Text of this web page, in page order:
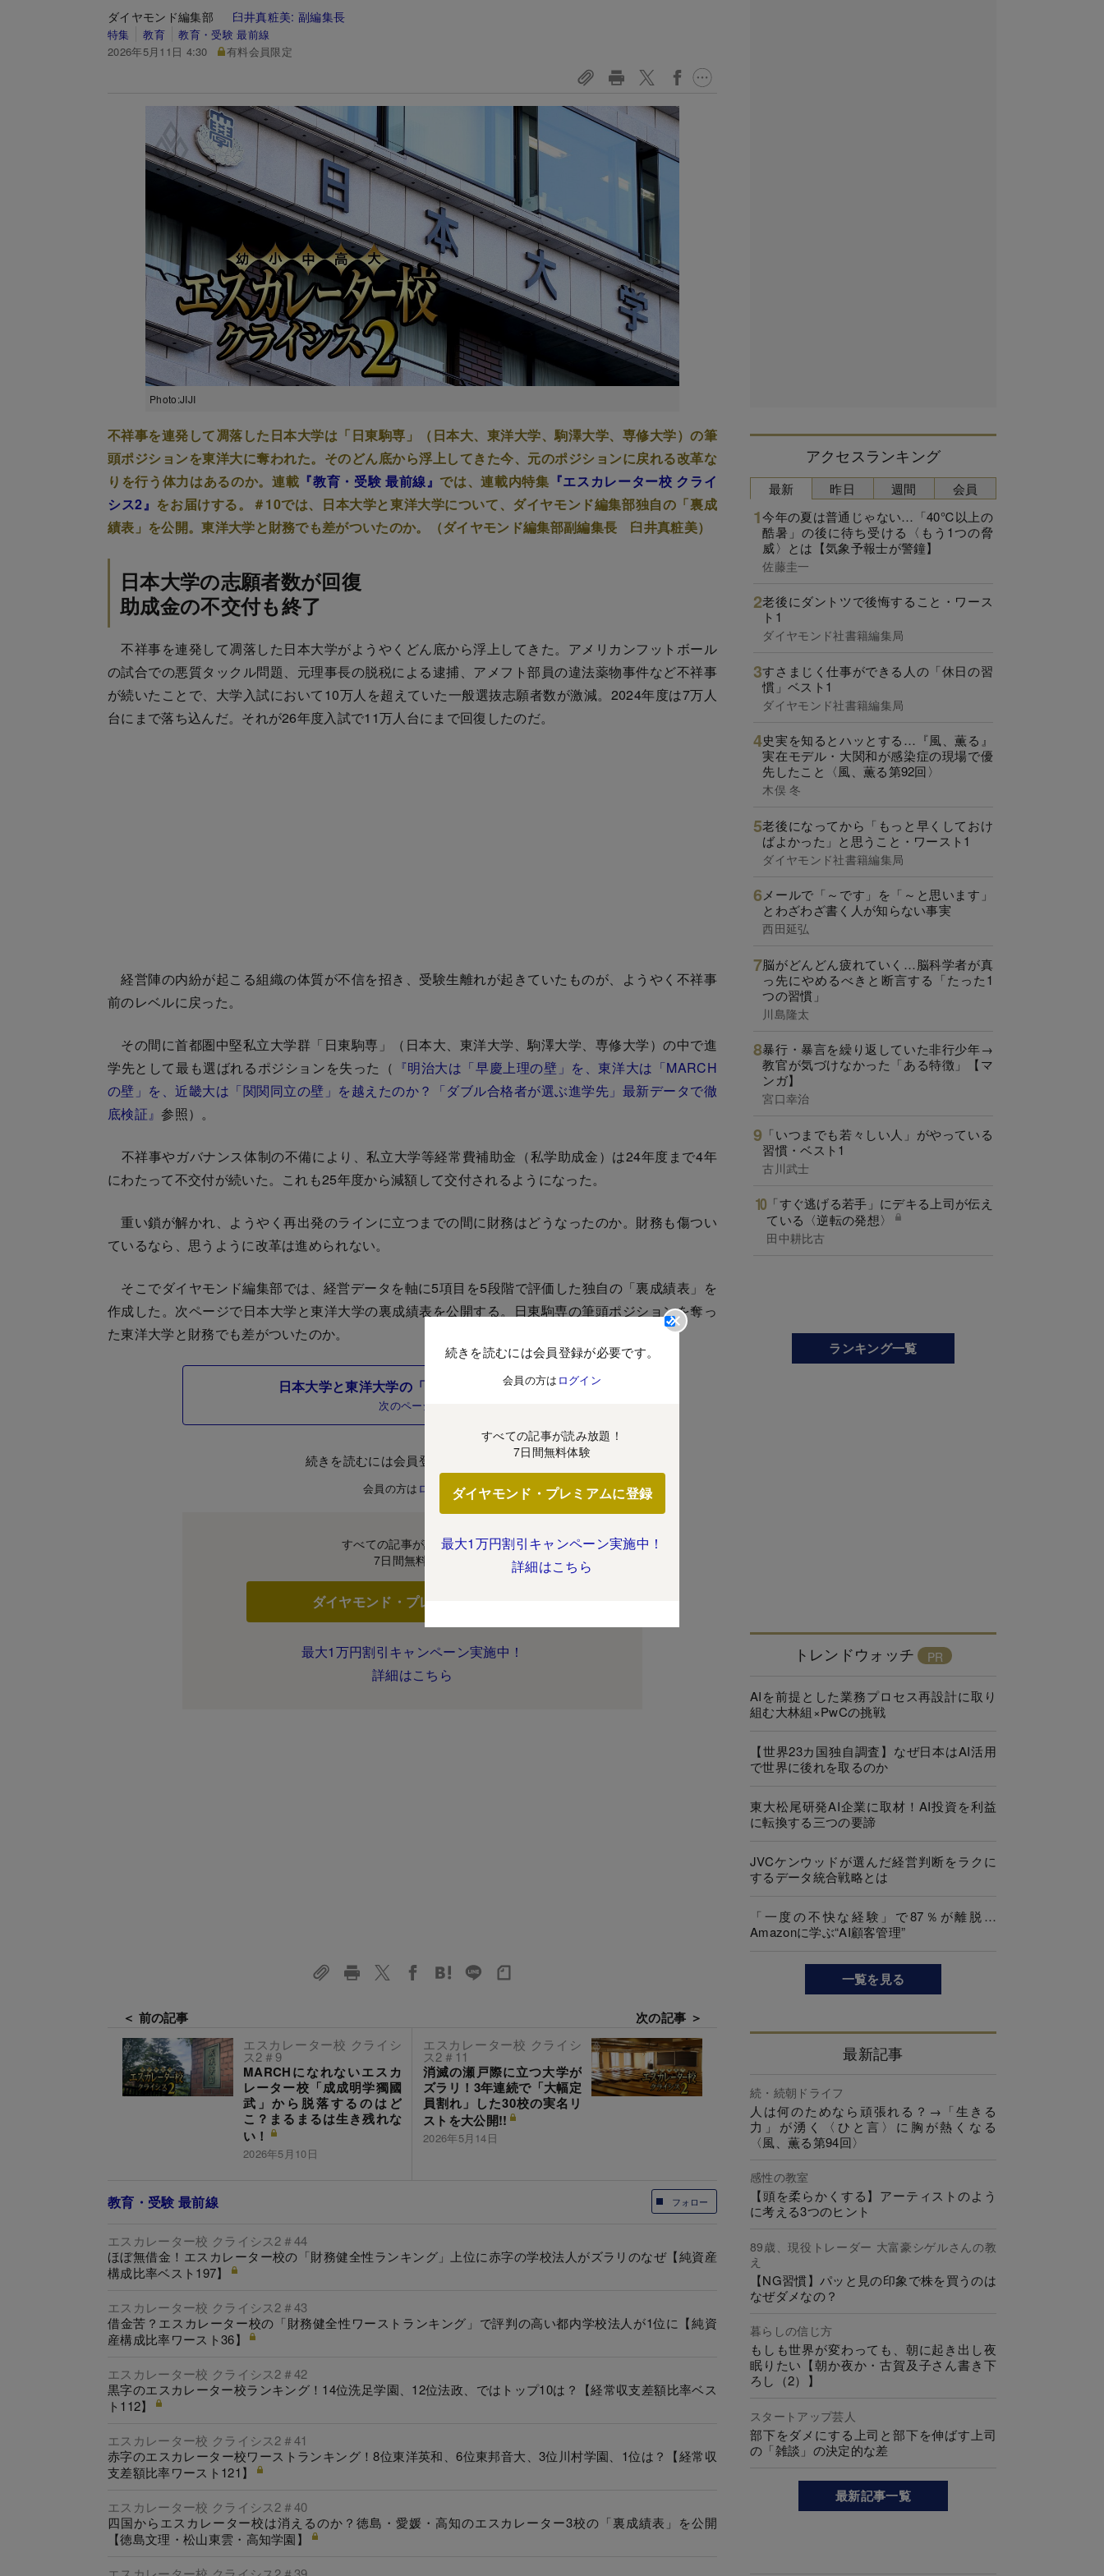
ダイヤモンド編集部 臼井真粧美:副編集長
特集 教育
教育・受験 最前線
2026年5月11日 4:30
有料会員限定
Photo:JIJI
不祥事を連発して凋落した日本大学は「日東駒専」（日本大、東洋大学、駒澤大学、専修大学）の筆
頭ポジションを東洋大に奪われた。そのどん底から浮上してきた今、元のポジションに戻れる改革な
りを行う体力はあるのか。連載 『教育・受験 最前線』 では、連載内特集 『エスカレーター校 クライ
シス2』 をお届けする。＃10では、日本大学と東洋大学について、ダイヤモンド編集部独自の「裏成
績表」を公開。東洋大学と財務でも差がついたのか。（ダイヤモンド編集部副編集長 臼井真粧美）
日本大学の志願者数が回復
助成金の不交付も終了
不祥事を連発して凋落した日本大学がようやくどん底から浮上してきた。アメリカンフットボール
の試合での悪質タックル問題、元理事長の脱税による逮捕、アメフト部員の違法薬物事件など不祥事
が続いたことで、大学入試において10万人を超えていた一般選抜志願者数が激減。2024年度は7万人
台にまで落ち込んだ。それが26年度入試で11万人台にまで回復したのだ。
経営陣の内紛が起こる組織の体質が不信を招き、受験生離れが起きていたものが、ようやく不祥事
前のレベルに戻った。
その間に首都圏中堅私立大学群「日東駒専」（日本大、東洋大学、駒澤大学、専修大学）の中で進
学先として最も選ばれるポジションを失った（ 『明治大は「早慶上理の壁」を、東洋大は「MARCH
の壁」を、近畿大は「関関同立の壁」を越えたのか？「ダブル合格者が選ぶ進学先」最新データで徹
底検証』参照）。
不祥事やガバナンス体制の不備により、私立大学等経常費補助金（私学助成金）は24年度まで4年
にわたって不交付が続いた。これも25年度から減額して交付されるようになった。
重い鎖が解かれ、ようやく再出発のラインに立つまでの間に財務はどうなったのか。財務も傷つい
ているなら、思うように改革は進められない。
そこでダイヤモンド編集部では、経営データを軸に5項目を5段階で評価した独自の「裏成績表」を
作成した。次ページで日本大学と東洋大学の裏成績表を公開する。日東駒専の筆頭ポジションを奪っ
た東洋大学と財務でも差がついたのか。
日本大学と東洋大学の「裏成績表」はこちら
次のページ
続きを読むには会員登録が必要です。
会員の方は ログイン
すべての記事が読み放題！
7日間無料体験
ダイヤモンド・プレミアムに登録
最大1万円割引キャンペーン実施中！
詳細はこちら
続きを読むには会員登録が必要です。
会員の方は ログイン
すべての記事が読み放題！
7日間無料体験
ダイヤモンド・プレミアムに登録
最大1万円割引キャンペーン実施中！
詳細はこちら
＜ 前の記事
エスカレーター校 クライシ
ス2＃9
MARCHになれないエスカ
レーター校「成成明学獨國
武」から脱落するのはど
こ？まるまるは生き残れな
い！
2026年5月10日
次の記事 ＞
エスカレーター校 クライシ
ス2＃11
消滅の瀬戸際に立つ大学が
ズラリ！3年連続で「大幅定
員割れ」した30校の実名リ
ストを大公開!!
2026年5月14日
フォロー
教育・受験 最前線
エスカレーター校 クライシス2＃44
ほぼ無借金！エスカレーター校の「財務健全性ランキング」上位に赤字の学校法人がズラリのなぜ【純資産
構成比率ベスト197】
エスカレーター校 クライシス2＃43
借金苦？エスカレーター校の「財務健全性ワーストランキング」で評判の高い都内学校法人が1位に【純資
産構成比率ワースト36】
エスカレーター校 クライシス2＃42
黒字のエスカレーター校ランキング！14位洗足学園、12位法政、ではトップ10は？【経常収支差額比率ベス
ト112】
エスカレーター校 クライシス2＃41
赤字のエスカレーター校ワーストランキング！8位東洋英和、6位東邦音大、3位川村学園、1位は？【経常収
支差額比率ワースト121】
エスカレーター校 クライシス2＃40
四国からエスカレーター校は消えるのか？徳島・愛媛・高知のエスカレーター3校の「裏成績表」を公開
【徳島文理・松山東雲・高知学園】
アクセスランキング
最新
今年の夏は普通じゃない…「40℃以上の
酷暑」の後に待ち受ける〈もう1つの脅
威〉とは【気象予報士が警鐘】
佐藤圭一
老後にダントツで後悔すること・ワース
ト1
ダイヤモンド社書籍編集局
すさまじく仕事ができる人の「休日の習
慣」ベスト1
ダイヤモンド社書籍編集局
史実を知るとハッとする…『風、薫る』
実在モデル・大関和が感染症の現場で優
先したこと〈風、薫る第92回〉
木俣 冬
老後になってから「もっと早くしておけ
ばよかった」と思うこと・ワースト1
ダイヤモンド社書籍編集局
メールで「～です」を「～と思います」
とわざわざ書く人が知らない事実
西田延弘
脳がどんどん疲れていく…脳科学者が真
っ先にやめるべきと断言する「たった1
つの習慣」
川島隆太
暴行・暴言を繰り返していた非行少年→
教官が気づけなかった「ある特徴」【マ
ンガ】
宮口幸治
「いつまでも若々しい人」がやっている
習慣・ベスト1
古川武士
「すぐ逃げる若手」にデキる上司が伝え
ている〈逆転の発想〉
田中耕比古
昨日 週間 会員
ランキング一覧
トレンドウォッチ
AIを前提とした業務プロセス再設計に取り
組む大林組×PwCの挑戦
【世界23カ国独自調査】なぜ日本はAI活用
で世界に後れを取るのか
東大松尾研発AI企業に取材！AI投資を利益
に転換する三つの要諦
JVCケンウッドが選んだ経営判断をラクに
するデータ統合戦略とは
「一度の不快な経験」で87％が離脱…
Amazonに学ぶ“AI顧客管理”
一覧を見る
最新記事
続・続朝ドライフ
人は何のためなら頑張れる？→「生きる
力」が湧く〈ひと言〉に胸が熱くなる
〈風、薫る第94回〉
感性の教室
【頭を柔らかくする】アーティストのよう
に考える3つのヒント
89歳、現役トレーダー 大富豪シゲルさんの教
え
【NG習慣】パッと見の印象で株を買うのは
なぜダメなの？
暮らしの信じ方
もしも世界が変わっても、朝に起き出し夜
眠りたい【朝か夜か・古賀及子さん書き下
ろし（2）】
スタートアップ芸人
部下をダメにする上司と部下を伸ばす上司
の「雑談」の決定的な差
最新記事一覧